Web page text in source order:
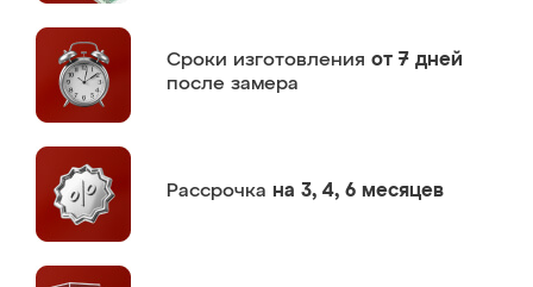
Сроки изготовления от 7 дней
после замера
Рассрочка на 3, 4, 6 месяцев